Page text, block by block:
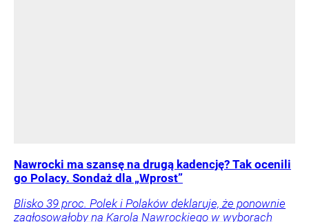
Nawrocki ma szansę na drugą kadencję? Tak ocenili
go Polacy. Sondaż dla „Wprost”
Blisko 39 proc. Polek i Polaków deklaruje, że ponownie
zagłosowałoby na Karola Nawrockiego w wyborach